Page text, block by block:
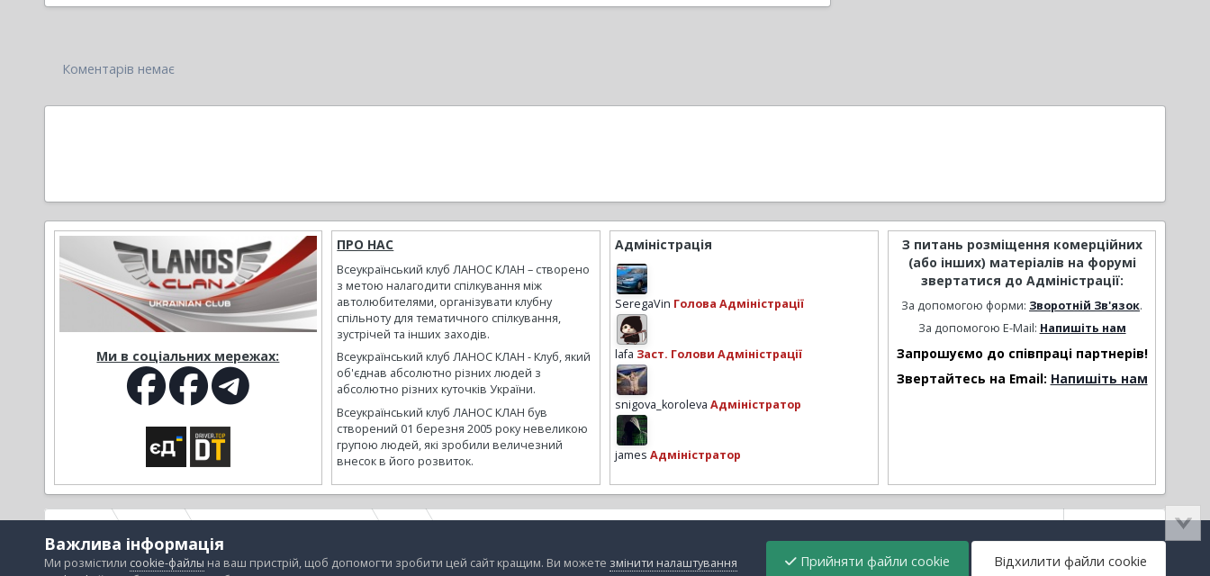
Коментарів немає
Ми в соціальних мережах:
ПРО НАС
Всеукраїнський клуб ЛАНОС КЛАН – створено
з метою налагодити спілкування між
автолюбителями, організувати клубну
спільноту для тематичного спілкування,
зустрічей та інших заходів.
Всеукраїнський клуб ЛАНОС КЛАН - Клуб, який
об'єднав абсолютно різних людей з
абсолютно різних куточків України.
Всеукраїнський клуб ЛАНОС КЛАН був
створений 01 березня 2005 року невеликою
групою людей, які зробили величезний
внесок в його розвиток.
Адміністрація
SeregaVin Голова Адміністрації
lafa Заст. Голови Адміністрації
snigova_koroleva Адміністратор
james Адміністратор
З питань розміщення комерційних
(або інших) матеріалів на форумі
звертатися до Адміністрації:
За допомогою форми: Зворотній Зв'язок.
За допомогою E-Mail: Напишіть нам
Запрошуємо до співпраці партнерів!
Звертайтесь на Email: Напишіть нам
Важлива інформація
Ми розмістили cookie-файлы на ваш пристрій, щоб допомогти зробити цей сайт кращим. Ви можете змінити налаштування
Прийняти файли cookie Відхилити файли cookie